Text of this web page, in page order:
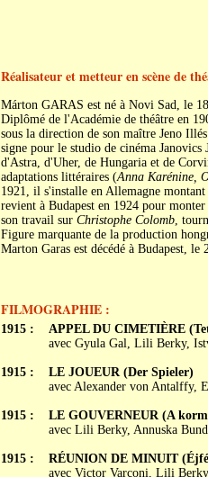
Réalisateur et metteur en scène de
Márton GARAS est né à Novi Sad, le
Diplômé de l'Académie de théâtre en
sous la direction de son maître Jeno
signe pour le studio de cinéma
d'Astra, d'Uher, de Hungaria et de
adaptations littéraires (Anna Karénine,
1921, il s'installe en Allemagne
revient à Budapest en 1924 pour
son travail sur Christophe Colomb,
Figure marquante de la production
Marton Garas est décédé à Budapest, le
FILMOGRAPHIE :
1915 :
1915 :
1915 :
1915 :
APPEL DU CIMETIÈRE
avec Gyula Gal, Lili Berky,
LE JOUEUR (Der Spieler)
avec Alexander von Antalffy,
LE GOUVERNEUR (A
avec Lili Berky, Annuska
RÉUNION DE MINUIT
avec Victor Varconi, Lili